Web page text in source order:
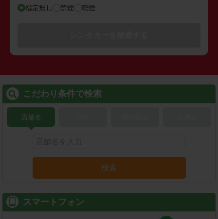
指定無し 禁煙 喫煙
こだわり条件で検索
店舗名
検索
スマートフォン